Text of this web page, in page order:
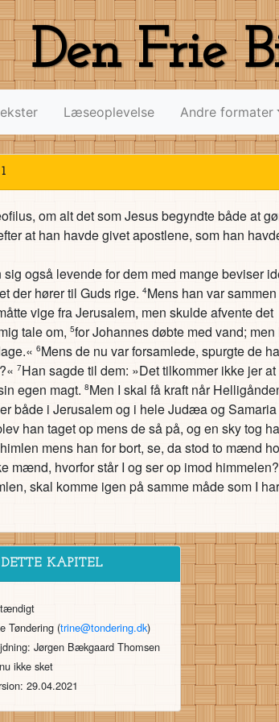
Den Frie
Læseoplevelse Andre formater
om alt det som Jesus begyndte både at
at han havde givet apostlene, som han
også levende for dem med mange beviser
der hører til Guds rige. 4Mens han var
vige fra Jerusalem, men skulde afvente det
tale om, 5for Johannes døbte med vand; men
6Mens de nu var forsamlede, spurgte de
7Han sagde til dem: »Det tilkommer ikke jer
egen magt. 8Men I skal få kraft når
både i Jerusalem og i hele Judæa og Samaria
han taget op mens de så på, og en sky tog
mens han for bort, se, da stod to mænd
mænd, hvorfor står I og ser op imod himmelen?
skal komme igen på samme måde som I
KAPITEL
Tøndering (trine@tondering.dk)
Jørgen Bækgaard Thomsen
ikke sket
29.04.2021